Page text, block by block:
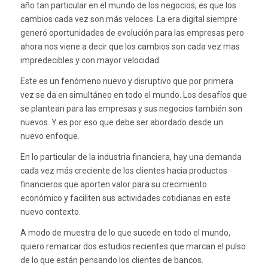
año tan particular en el mundo de los negocios, es que los
cambios cada vez son más veloces. La era digital siempre
generó oportunidades de evolución para las empresas pero
ahora nos viene a decir que los cambios son cada vez mas
impredecibles y con mayor velocidad.
Este es un fenómeno nuevo y disruptivo que por primera
vez se da en simultáneo en todo el mundo. Los desafíos que
se plantean para las empresas y sus negocios también son
nuevos. Y es por eso que debe ser abordado desde un
nuevo enfoque.
En lo particular de la industria financiera, hay una demanda
cada vez más creciente de los clientes hacia productos
financieros que aporten valor para su crecimiento
económico y faciliten sus actividades cotidianas en este
nuevo contexto.
A modo de muestra de lo que sucede en todo el mundo,
quiero remarcar dos estudios recientes que marcan el pulso
de lo que están pensando los clientes de bancos.